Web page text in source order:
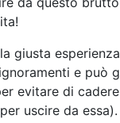
giusta
e può
evitare di
uscire da essa).